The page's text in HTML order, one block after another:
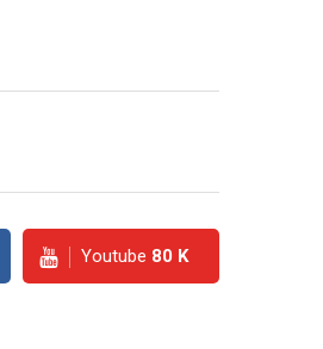
Youtube 80 K